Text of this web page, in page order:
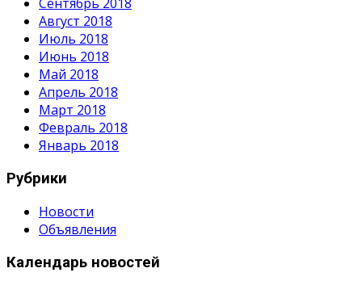
Сентябрь 2018
Август 2018
Июль 2018
Июнь 2018
Май 2018
Апрель 2018
Март 2018
Февраль 2018
Январь 2018
Рубрики
Новости
Объявления
Календарь новостей